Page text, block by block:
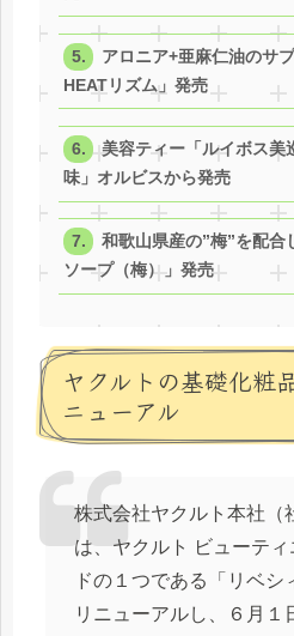
アロニア+亜麻仁油のサ
HEATリズム」発売
美容ティー「ルイボス美
味」オルビスから発売
和歌山県産の”梅”を配合
ソープ（梅）」発売
ヤクルトの基礎化粧
ニューアル
株式会社ヤクルト本社（
は、ヤクルト ビューテ
ドの１つである「リベ
リニューアルし、６月１